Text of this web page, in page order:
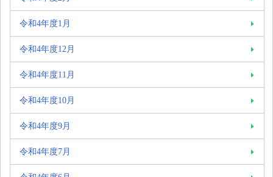
令和4年度1月
令和4年度12月
令和4年度11月
令和4年度10月
令和4年度9月
令和4年度7月